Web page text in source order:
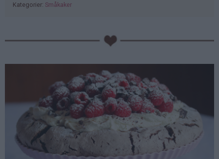
Kategorier: Småkaker
PubGalaxy